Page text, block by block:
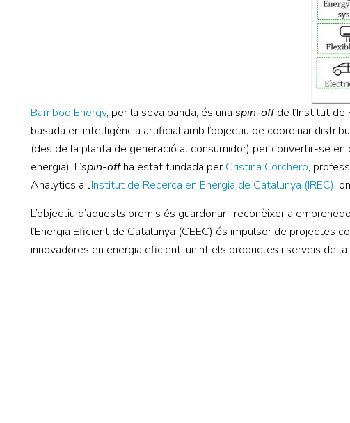
Bamboo Energy, per la seva banda, és una spin-offde l’Institut de
basada en intel·ligència artificial amb l’objectiu de coordinar
(des de la planta de generació al consumidor) per convertir-se
energia). L’spin-offha estat fundada per Cristina Corchero,
Analytics a l’Institut de Recerca en Energia de Catalunya (IREC),
L’objectiu d’aquests premis és guardonar i reconèixer a
l’Energia Eficient de Catalunya (CEEC) és impulsor de projectes
innovadores en energia eficient, unint els productes i serveis de